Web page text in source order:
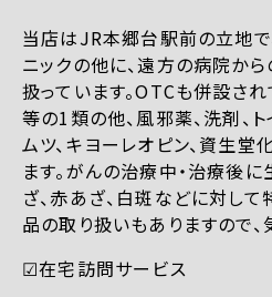
当店はJR本郷台駅前の立地で
ニックの他に、遠方の病院か
扱っています。OTCも併設さ
等の1類の他、風邪薬、洗剤、
ムツ、キヨーレオピン、資生堂
ます。がんの治療中・治療後
ざ、赤あざ、白斑などに対し
品の取り扱いもありますので、
☑︎在宅訪問サービス